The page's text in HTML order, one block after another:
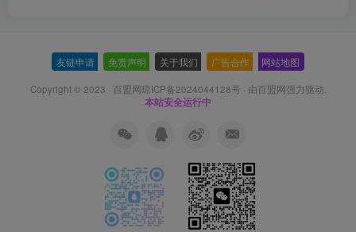
友链申请 免责声明 关于我们 广告合作 网站地图
Copyright © 2023 · 百盟网琼ICP备2024044128号 · 由百盟网强力驱动.
本站安全运行中